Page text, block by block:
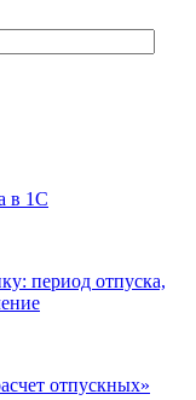
в 1С
период отпуска,
отпускных»